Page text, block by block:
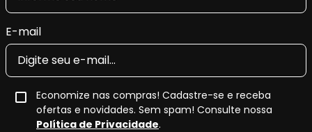
E-mail
Economize nas compras! Cadastre-se e receba
ofertas e novidades. Sem spam! Consulte nossa
Política de Privacidade.